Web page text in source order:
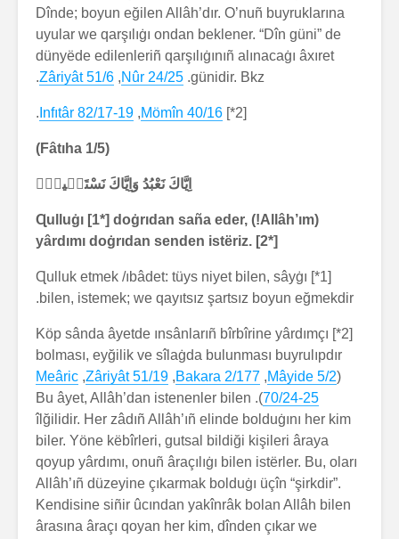
Dînde; boyun eğilen Allâh’dır. O’nuñ buyruklarına
uyular we qarşılıġı ondan beklener. “Dîn güni” de
dünyëde edilenleriñ qarşılıġınıñ alınacaġı âxıret
günidir. Bkz.
Nûr 24/25
,
Zâriyât 51/6
.
[2*]
Mömîn 40/16
,
Infıtâr 82/17-19
.
(Fâtıha 1/5)
اِيَّاكَ نَعْبُدُ وَاِيَّاكَ نَسْتَع۪ينُۜ
(Allâh’ım!) Ɋulluġı [1*] doġrıdan saña eder,
yârdımı doġrıdan senden istëriz. [2*]
[1*] Ɋulluk etmek /ıbâdet: tüys niyet bilen, sâyġı
bilen, istemek; we qayıtsız şartsız boyun eğmekdir.
[2*] Köp sânda âyetde ınsânlarıñ bîrbîrine yârdımçı
bolması, eyğilik ve sîlaġda bulunması buyrulıpdır
(
Mâyide 5/2
,
Bakara 2/177
,
Zâriyât 51/19
,
Meâric
70/24-25
). Bu âyet, Allâh’dan istenenler bilen
îlğilidir. Her zâdıñ Allâh’ıñ elinde bolduġını her kim
biler. Yöne këbîrleri, gutsal bildiği kişileri âraya
qoyup yârdımı, onuñ âraçılıġı bilen istërler. Bu, oları
Allâh’ıñ düzeyine çıkarmak bolduġı üçîn “şirkdir”.
Kendisine siñir ûcından yakînrâk bolan Allâh bilen
ârasına âraçı qoyan her kim, dînden çıkar we